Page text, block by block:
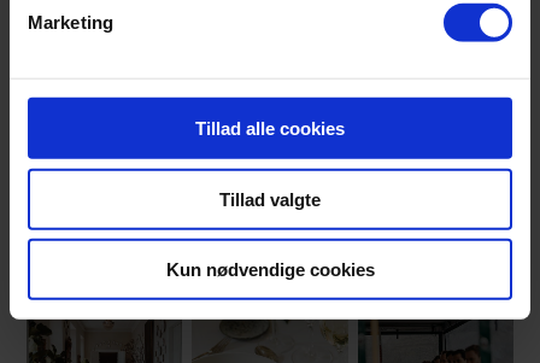
Marketing
Tillad alle cookies
Tillad valgte
Kun nødvendige cookies